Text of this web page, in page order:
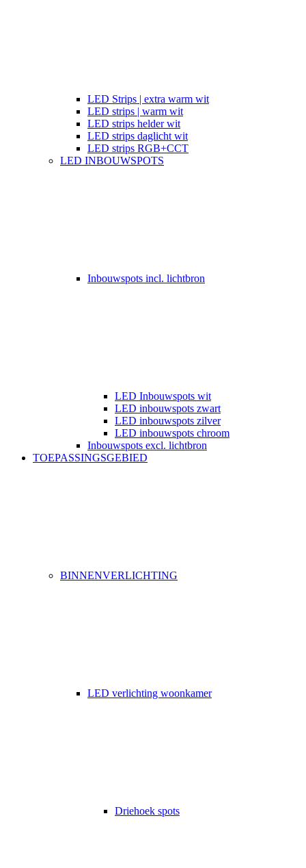
LED Strips | extra warm wit
LED strips | warm wit
LED strips helder wit
LED strips daglicht wit
LED strips RGB+CCT
LED INBOUWSPOTS
Inbouwspots incl. lichtbron
LED Inbouwspots wit
LED inbouwspots zwart
LED inbouwspots zilver
LED inbouwspots chroom
Inbouwspots excl. lichtbron
TOEPASSINGSGEBIED
BINNENVERLICHTING
LED verlichting woonkamer
Driehoek spots